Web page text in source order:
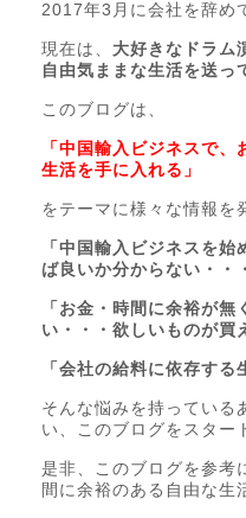
2017年3月に会社を辞め
現在は、 大好きなドラム
自由気ままな生活を送っ
このブログは、
「中国輸入ビジネスで
生活を手に入れる」
をテーマに様々な情報を
「中国輸入ビジネスを
ば良いか分からない・・
「お金・時間に余裕が
い・・・欲しいものが買
「会社の給料に依存する
そんな悩みを持っている
い、このブログをスター
是非、このブログを参考
間に余裕のある自由な生